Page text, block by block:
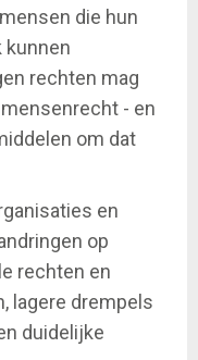
die hun
kunnen
rechten mag
- en
om dat
en
op
rechten en
lagere drempels
duidelijke